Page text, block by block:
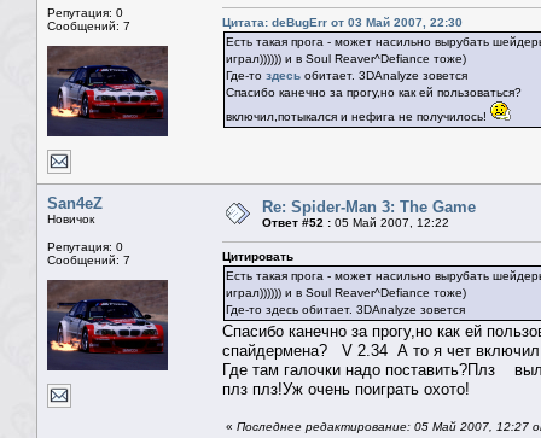
Репутация: 0
Сообщений: 7
Цитата: deBugErr от 03 Май 2007, 22:30
Есть такая прога - может насильно вырубать
играл)))))) и в Soul Reaver^Defiance тоже)
Где-то здесь обитает.
Спасибо канечно за прогу,но как ей
включил,потыкался и нефига не получилось!
San4eZ
Новичок
Репутация: 0
Сообщений: 7
Re: Spider-Man 3: The Game
Ответ #52 : 05 Май 2007, 12:22
Цитировать
Есть такая прога - может насильно вырубать
играл)))))) и в Soul Reaver^Defiance тоже)
Где-то здесь обитает.
Спасибо канечно за прогу,но как ей
спайдермена? V 2.34 А то я чет
Где там галочки надо поставить?Плз
плз плз!Уж очень поиграть охото!
« Последнее редактирование: 05 Май 2007, 12:27